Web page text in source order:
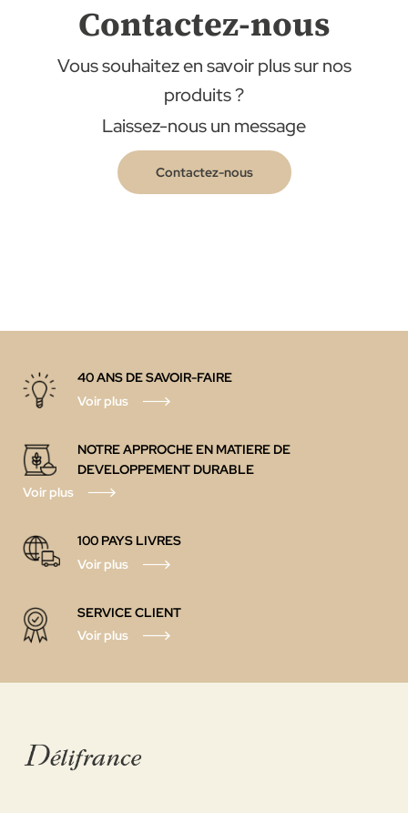
Contactez-nous
Vous souhaitez en savoir plus sur nos
produits ?
Laissez-nous un message
Contactez-nous
40 ANS DE SAVOIR-FAIRE
Voir plus
NOTRE APPROCHE EN MATIERE DE
DEVELOPPEMENT DURABLE
Voir plus
100 PAYS LIVRES
Voir plus
SERVICE CLIENT
Voir plus